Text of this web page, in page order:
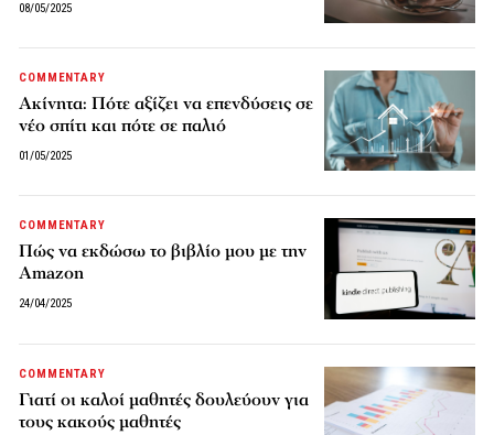
08/05/2025
COMMENTARY
Ακίνητα: Πότε αξίζει να επενδύσεις σε
νέο σπίτι και πότε σε παλιό
01/05/2025
COMMENTARY
Πώς να εκδώσω το βιβλίο μου με την
Amazon
24/04/2025
COMMENTARY
Γιατί οι καλοί μαθητές δουλεύουν για
τους κακούς μαθητές